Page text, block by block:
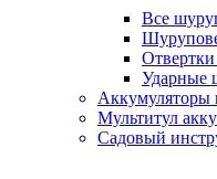
Все
Ударные
Аккумуляторы
Мультитул
Садовый